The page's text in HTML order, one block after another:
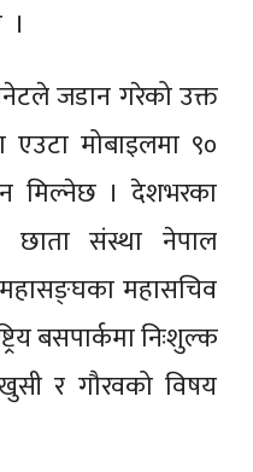
जडान गरेको उक्त
मोबाइलमा ९०
मिल्नेछ । देशभरका
छाता संस्था नेपाल
महासङ्घका महासचिव
बसपार्कमा निःशुल्क
र गौरवको विषय